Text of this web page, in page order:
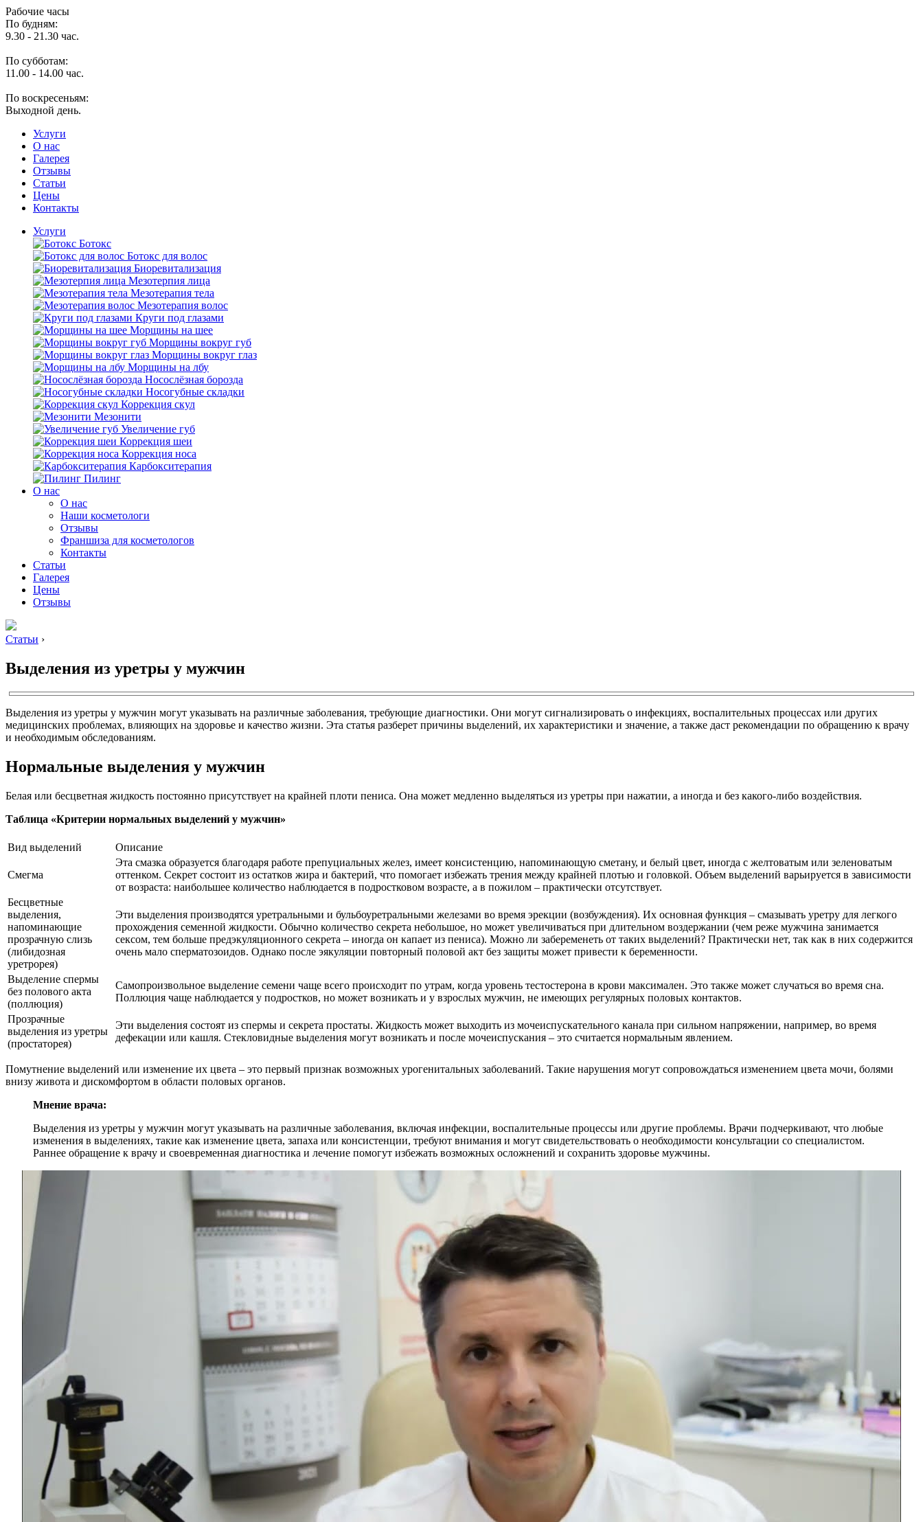
Рабочие часы
По будням:
9.30 - 21.30 час.
По субботам:
11.00 - 14.00 час.
По воскресеньям:
Выходной день.
Услуги
O нас
Галерея
Отзывы
Статьи
Цены
Контакты
Услуги
Ботокс
Ботокс для волос
Биоревитализация
Мезотерпия лица
Мезотерапия тела
Мезотерапия волос
Круги под глазами
Морщины на шее
Морщины вокруг губ
Морщины вокруг глаз
Морщины на лбу
Носослёзная борозда
Носогубные складки
Коррекция скул
Мезонити
Увеличение губ
Коррекция шеи
Коррекция носа
Карбокситерапия
Пилинг
O нас
O нас
Наши косметологи
Отзывы
Франшиза для косметологов
Контакты
Статьи
Галерея
Цены
Отзывы
Статьи ›
Выделения из уретры у мужчин
Выделения из уретры у мужчин могут указывать на различные заболевания, требующие диагностики. Они могут сигнализировать о инфекциях, воспалительных процессах или других
медицинских проблемах, влияющих на здоровье и качество жизни. Эта статья разберет причины выделений, их характеристики и значение, а также даст рекомендации по обращению к врачу
и необходимым обследованиям.
Нормальные выделения у мужчин
Белая или бесцветная жидкость постоянно присутствует на крайней плоти пениса. Она может медленно выделяться из уретры при нажатии, а иногда и без какого-либо воздействия.
Таблица «Критерии нормальных выделений у мужчин»
Вид выделений Описание
Смегма
Эта смазка образуется благодаря работе препуциальных желез, имеет консистенцию, напоминающую сметану, и белый цвет, иногда с желтоватым или зеленоватым
оттенком. Секрет состоит из остатков жира и бактерий, что помогает избежать трения между крайней плотью и головкой. Объем выделений варьируется в зависимости
от возраста: наибольшее количество наблюдается в подростковом возрасте, а в пожилом – практически отсутствует.
Бесцветные
выделения,
напоминающие
прозрачную слизь
(либидозная
уретрорея)
Эти выделения производятся уретральными и бульбоуретральными железами во время эрекции (возбуждения). Их основная функция – смазывать уретру для легкого
прохождения семенной жидкости. Обычно количество секрета небольшое, но может увеличиваться при длительном воздержании (чем реже мужчина занимается
сексом, тем больше предэкуляционного секрета – иногда он капает из пениса). Можно ли забеременеть от таких выделений? Практически нет, так как в них содержится
очень мало сперматозоидов. Однако после эякуляции повторный половой акт без защиты может привести к беременности.
Выделение спермы
без полового акта
(поллюция)
Самопроизвольное выделение семени чаще всего происходит по утрам, когда уровень тестостерона в крови максимален. Это также может случаться во время сна.
Поллюция чаще наблюдается у подростков, но может возникать и у взрослых мужчин, не имеющих регулярных половых контактов.
Прозрачные
выделения из уретры
(простаторея)
Эти выделения состоят из спермы и секрета простаты. Жидкость может выходить из мочеиспускательного канала при сильном напряжении, например, во время
дефекации или кашля. Стекловидные выделения могут возникать и после мочеиспускания – это считается нормальным явлением.
Помутнение выделений или изменение их цвета – это первый признак возможных урогенитальных заболеваний. Такие нарушения могут сопровождаться изменением цвета мочи, болями
внизу живота и дискомфортом в области половых органов.
Мнение врача:
Выделения из уретры у мужчин могут указывать на различные заболевания, включая инфекции, воспалительные процессы или другие проблемы. Врачи подчеркивают, что любые
изменения в выделениях, такие как изменение цвета, запаха или консистенции, требуют внимания и могут свидетельствовать о необходимости консультации со специалистом.
Раннее обращение к врачу и своевременная диагностика и лечение помогут избежать возможных осложнений и сохранить здоровье мужчины.